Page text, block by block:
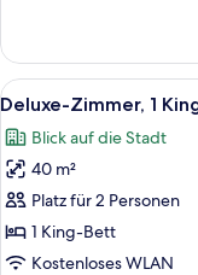
1 King-
Bett,
barrierefrei
Tub)
Alle
Fotos
für
Deluxe-
Zimmer,
1 King-
Bett
6
Deluxe-Zimmer, 1
Blick auf die Stadt
40 m²
Platz für 2 Personen
1 King-Bett
Kostenloses WLAN